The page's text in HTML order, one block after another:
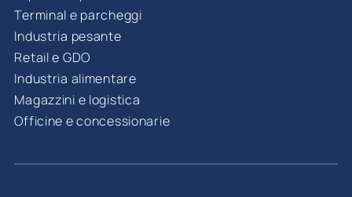
Terminal e parcheggi
Industria pesante
Retail e GDO
Industria alimentare
Magazzini e logistica
Officine e concessionarie